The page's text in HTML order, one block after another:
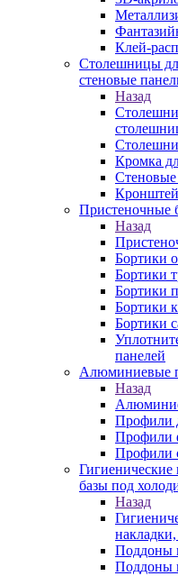
Клей-
Столешницы
стеновые
Назад
Кромка
Пристеночные
Назад
Бортики
Бортики
Бортики
Бортики
Бортики
панелей
Алюминиевые
Назад
Профили
Профили
Профили
базы под
Назад
Поддоны
Поддоны